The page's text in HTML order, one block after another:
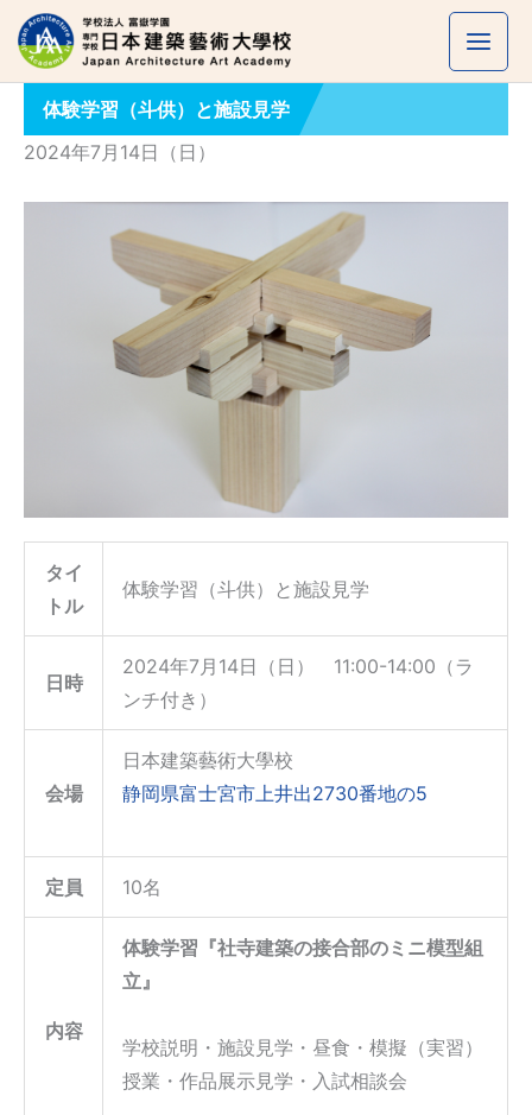
を
体験学習（斗供）と施設見学
2024年7月14日（日）
タイ
トル
体験学習（斗供）と施設見学
日時
2024年7月14日（日） 11:00-14:00（ラ
ンチ付き）
会場
日本建築藝術大學校
静岡県富士宮市上井出2730番地の5
定員 10名
内容
体験学習『社寺建築の接合部のミニ模型組
立』
学校説明・施設見学・昼食・模擬（実習）
授業・作品展示見学・入試相談会